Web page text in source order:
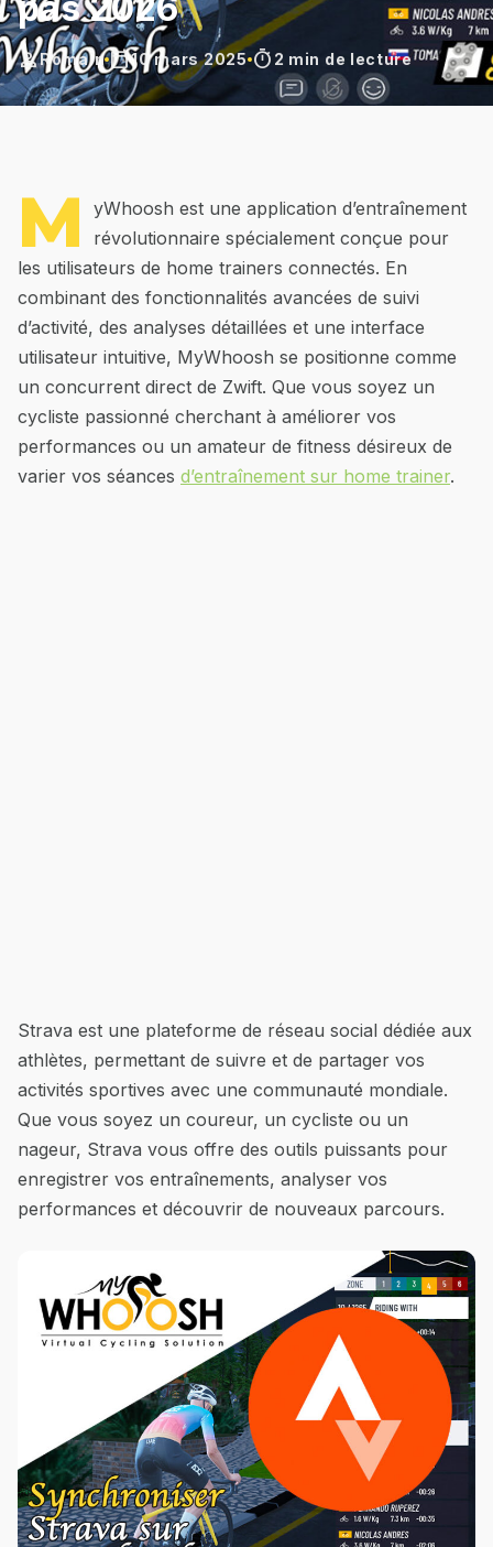
personRomain calendar_today10 mars 2025 timer 2 min de lecture
M
yWhoosh est une application d’entraînement
révolutionnaire spécialement conçue pour
les utilisateurs de home trainers connectés. En
combinant des fonctionnalités avancées de suivi
d’activité, des analyses détaillées et une interface
utilisateur intuitive, MyWhoosh se positionne comme
un concurrent direct de Zwift. Que vous soyez un
cycliste passionné cherchant à améliorer vos
performances ou un amateur de fitness désireux de
varier vos séances d’entraînement sur home trainer.
Strava est une plateforme de réseau social dédiée aux
athlètes, permettant de suivre et de partager vos
activités sportives avec une communauté mondiale.
Que vous soyez un coureur, un cycliste ou un
nageur, Strava vous offre des outils puissants pour
enregistrer vos entraînements, analyser vos
performances et découvrir de nouveaux parcours.